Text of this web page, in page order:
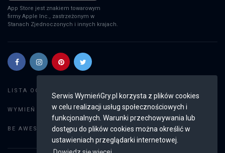
Serwis WymieńGry.pl korzysta z plików cookies
w celu realizacji usług społecznościowych i
funkcjonalnych. Warunki przechowywania lub
dostępu do plików cookies można określić w
ustawieniach przeglądarki internetowej.
App Store jest znakiem towarowym
firmy Apple Inc., zastrzeżonym w
Stanach Zjednoczonych i innych krajach.
LISTA OGŁOSZEŃ:
WYMIEŃ GRY: Dodaj ogłoszenie
BE AWESOME: Weryfikacja konta